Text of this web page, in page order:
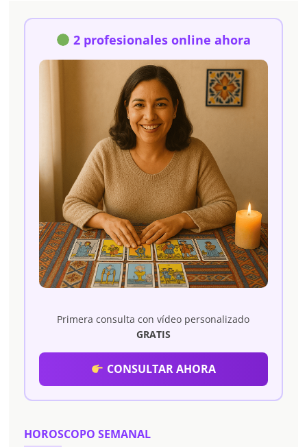
2 profesionales online ahora
Primera consulta con vídeo personalizado
GRATIS
CONSULTAR AHORA
HOROSCOPO SEMANAL